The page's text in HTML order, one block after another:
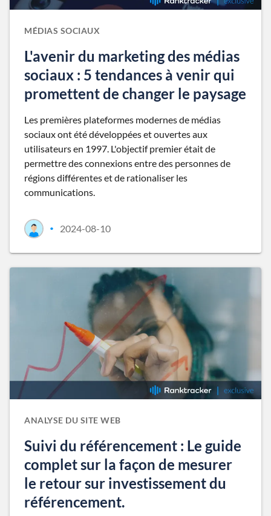
MÉDIAS SOCIAUX
L'avenir du marketing des médias
sociaux : 5 tendances à venir qui
promettent de changer le paysage
Les premières plateformes modernes de médias
sociaux ont été développées et ouvertes aux
utilisateurs en 1997. L'objectif premier était de
permettre des connexions entre des personnes de
régions différentes et de rationaliser les
communications.
• 2024-08-10
ANALYSE DU SITE WEB
Suivi du référencement : Le guide
complet sur la façon de mesurer
le retour sur investissement du
référencement.